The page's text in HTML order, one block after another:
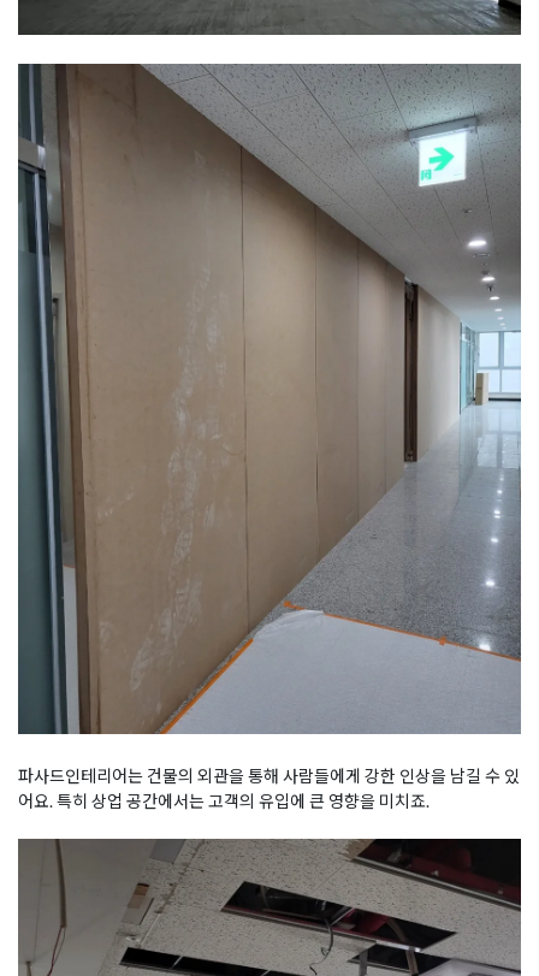
파사드인테리어는 건물의 외관을 통해 사람들에게 강한 인상을 남길 수 있
어요. 특히 상업 공간에서는 고객의 유입에 큰 영향을 미치죠.